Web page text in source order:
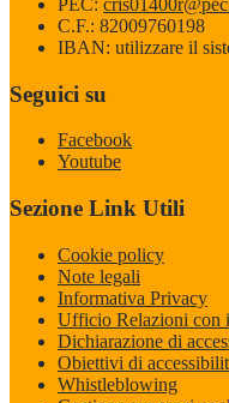
C.F.: 82009760198
IBAN: utilizzare il
Seguici su
Facebook
Youtube
Sezione Link Utili
Cookie policy
Note legali
Informativa Privacy
Ufficio Relazioni con
Dichiarazione di
Obiettivi di
Whistleblowing